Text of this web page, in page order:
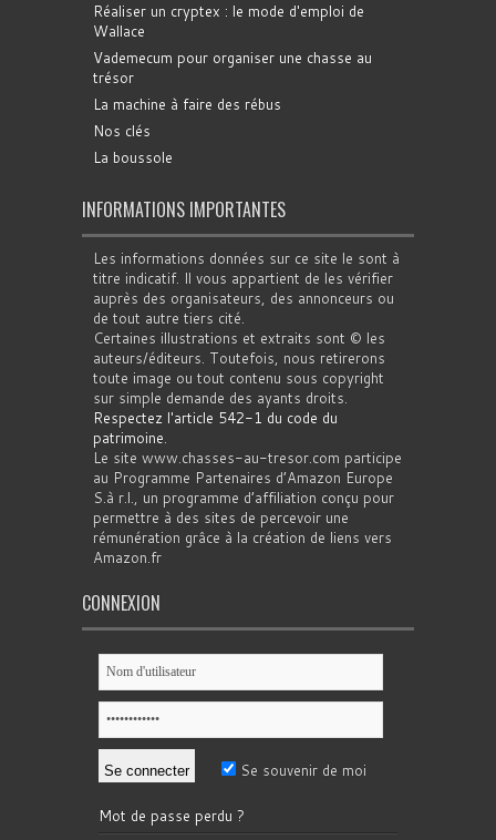
Réaliser un cryptex : le mode d'emploi de
Wallace
Vademecum pour organiser une chasse au
trésor
La machine à faire des rébus
Nos clés
La boussole
INFORMATIONS IMPORTANTES
Les informations données sur ce site le sont à
titre indicatif. Il vous appartient de les vérifier
auprès des organisateurs, des annonceurs ou
de tout autre tiers cité.
Certaines illustrations et extraits sont © les
auteurs/éditeurs. Toutefois, nous retirerons
toute image ou tout contenu sous copyright
sur simple demande des ayants droits.
Respectez l'article 542-1 du code du
patrimoine.
Le site www.chasses-au-tresor.com participe
au Programme Partenaires d’Amazon Europe
S.à r.l., un programme d’affiliation conçu pour
permettre à des sites de percevoir une
rémunération grâce à la création de liens vers
Amazon.fr
CONNEXION
Se souvenir de moi
Mot de passe perdu ?